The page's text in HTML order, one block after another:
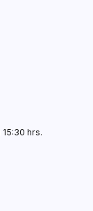
hrs.